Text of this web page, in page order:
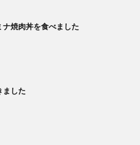
焼肉丼を食べました
ました